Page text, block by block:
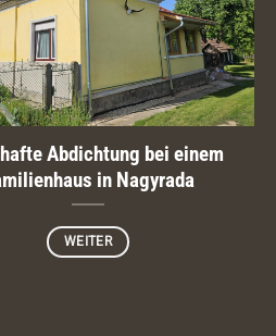
Abdichtung bei einem
in Nagyrada
WEITER